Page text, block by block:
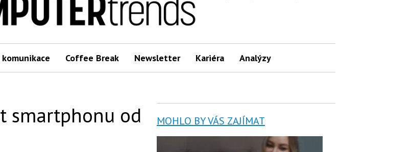
Coffee Break Newsletter Kariéra Analýzy
smartphonu od
MOHLO BY VÁS ZAJÍMAT